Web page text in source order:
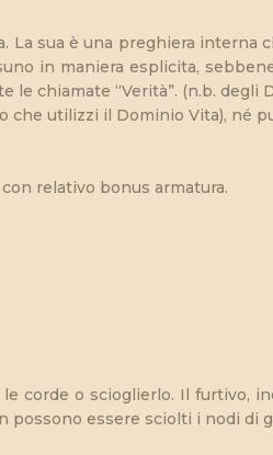
La sua è una preghiera
in maniera esplicita,
chiamate “Verità”. (n.b. degli
che utilizzi il Dominio Vita), né
relativo bonus armatura.
corde o scioglierlo. Il furtivo,
essere sciolti i nodi di